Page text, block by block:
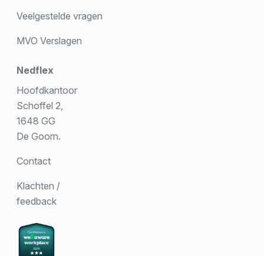
Veelgestelde vragen
MVO Verslagen
Nedflex
Hoofdkantoor
Schoffel 2,
1648 GG
De Goorn.
Contact
Klachten /
feedback